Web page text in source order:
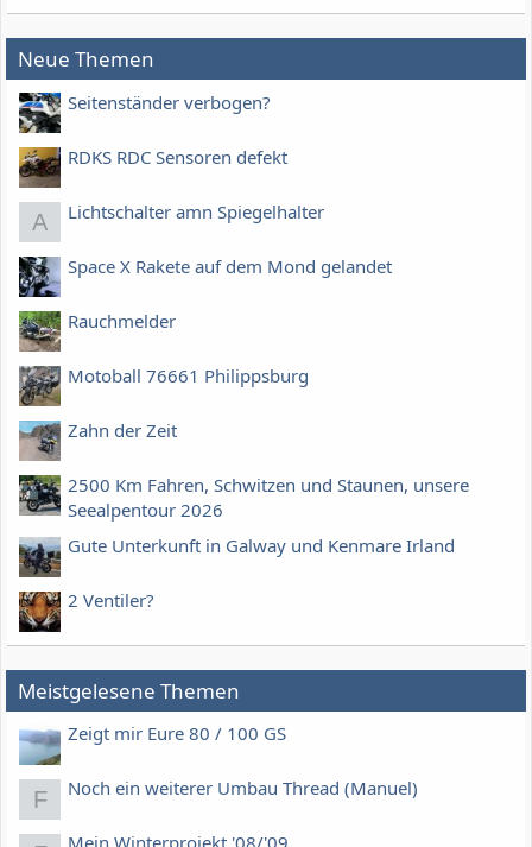
Neue Themen
Seitenständer verbogen?
RDKS RDC Sensoren defekt
A Lichtschalter amn Spiegelhalter
Space X Rakete auf dem Mond gelandet
Rauchmelder
Motoball 76661 Philippsburg
Zahn der Zeit
2500 Km Fahren, Schwitzen und Staunen, unsere
Seealpentour 2026
Gute Unterkunft in Galway und Kenmare Irland
2 Ventiler?
Meistgelesene Themen
Zeigt mir Eure 80 / 100 GS
F Noch ein weiterer Umbau Thread (Manuel)